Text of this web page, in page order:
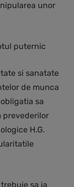
unor
puternic
si sanatate
de munca
sa
prevederilor
H.G.
sa ia